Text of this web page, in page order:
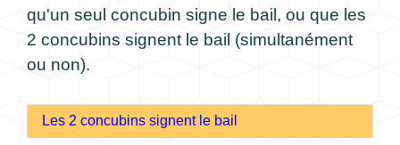
qu'un seul concubin signe le bail, ou que les
2 concubins signent le bail (simultanément
ou non).
Les 2 concubins signent le bail